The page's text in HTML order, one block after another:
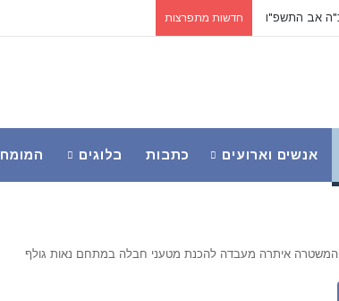
חדשות מתפרצות
אנשים וארועים כתבות בלוגים
המשטרה איתרה מעבדה להכנת מטעני חבלה במתחם נאות גולף